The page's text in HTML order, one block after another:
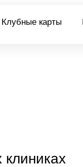
Клубные карты